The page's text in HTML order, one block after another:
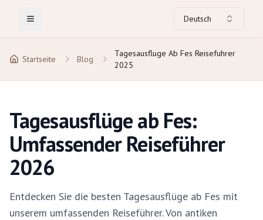
Toggle Menu Deutsch
Startseite Blog
Tagesausfluge Ab Fes Reisefuhrer
2025
Tagesausflüge ab Fes:
Umfassender Reiseführer
2026
Entdecken Sie die besten Tagesausflüge ab Fes mit
unserem umfassenden Reiseführer. Von antiken